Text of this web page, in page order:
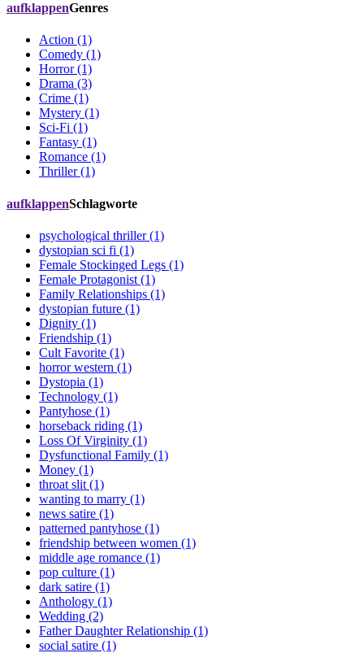
aufklappenGenres
Action (1)
Comedy (1)
Horror (1)
Drama (3)
Crime (1)
Mystery (1)
Sci-Fi (1)
Fantasy (1)
Romance (1)
Thriller (1)
aufklappenSchlagworte
psychological thriller (1)
dystopian sci fi (1)
Female Stockinged Legs (1)
Female Protagonist (1)
Family Relationships (1)
dystopian future (1)
Dignity (1)
Friendship (1)
Cult Favorite (1)
horror western (1)
Dystopia (1)
Technology (1)
Pantyhose (1)
horseback riding (1)
Loss Of Virginity (1)
Dysfunctional Family (1)
Money (1)
throat slit (1)
wanting to marry (1)
news satire (1)
patterned pantyhose (1)
friendship between women (1)
middle age romance (1)
pop culture (1)
dark satire (1)
Anthology (1)
Wedding (2)
Father Daughter Relationship (1)
social satire (1)